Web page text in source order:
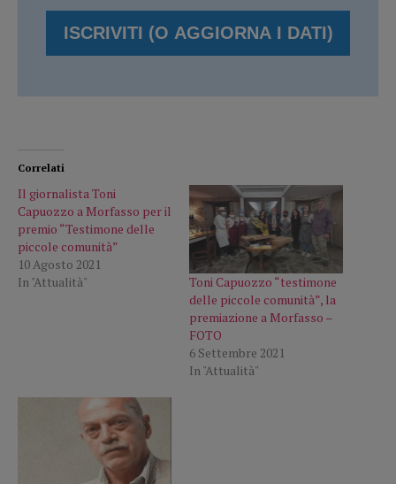
Correlati
Il giornalista Toni
Capuozzo a Morfasso per il
premio “Testimone delle
piccole comunità”
10 Agosto 2021
In "Attualità"
Toni Capuozzo “testimone
delle piccole comunità”, la
premiazione a Morfasso –
FOTO
6 Settembre 2021
In "Attualità"